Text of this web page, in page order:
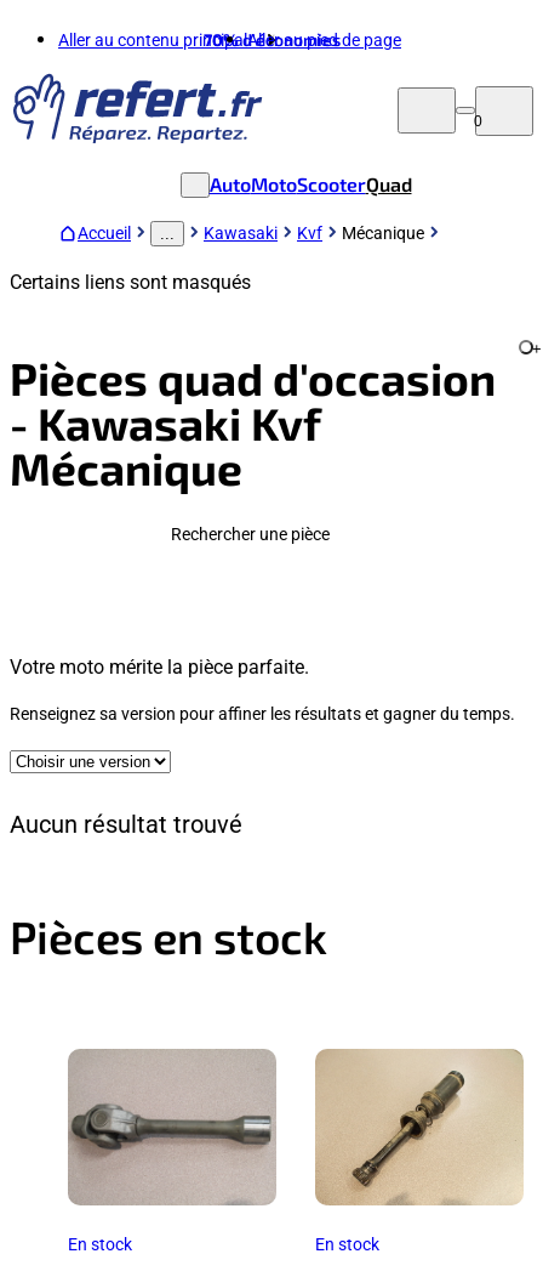
Aller au contenu principalAller au pied de page
70%d'économies
0
AutoMotoScooterQuad
Accueil Kawasaki Kvf Mécanique
Certains liens sont masqués
Pièces quad d'occasion
- Kawasaki Kvf
Mécanique
+
Rechercher une pièce
Votre moto mérite la pièce parfaite.
Renseignez sa version pour affiner les résultats et gagner du temps.
Aucun résultat trouvé
Pièces en stock
En stock En stock